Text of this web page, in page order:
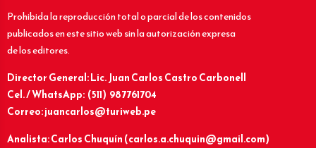
Prohibida la reproducción total o parcial de los contenidos
publicados en este sitio web sin la autorización expresa
de los editores.
Director General: Lic.Juan Carlos Castro Carbonell
Cel. / WhatsApp: (511) 987761704
Correo: juancarlos@turiweb.pe
Analista: Carlos Chuquín (carlos.a.chuquin@gmail.com)